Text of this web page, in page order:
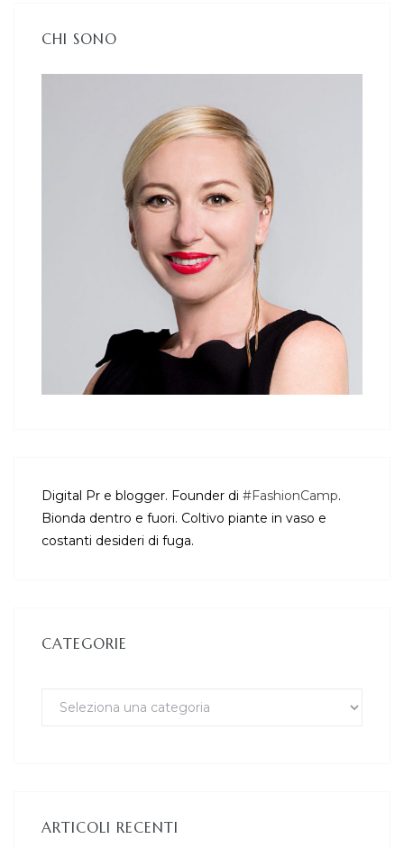
CHI SONO
Digital Pr e blogger. Founder di #FashionCamp.
Bionda dentro e fuori. Coltivo piante in vaso e
costanti desideri di fuga.
CATEGORIE
ARTICOLI RECENTI